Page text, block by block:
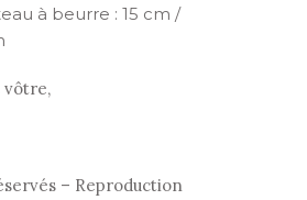
à beurre : 15 cm /
vôtre,
– Reproduction